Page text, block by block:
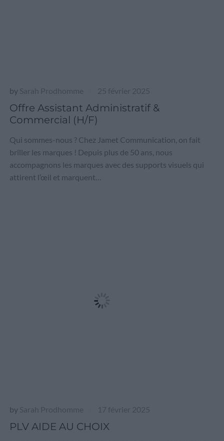
by Sarah Prodhomme 25 février 2025
Offre Assistant Administratif &
Commercial (H/F)
Qui sommes-nous ? Chez Jamet Communication, on fait
briller les marques ! Depuis plus de 50 ans, nous
accompagnons les marques avec des supports visuels qui
attirent l’œil et marquent…
by Sarah Prodhomme 17 février 2025
PLV AIDE AU CHOIX